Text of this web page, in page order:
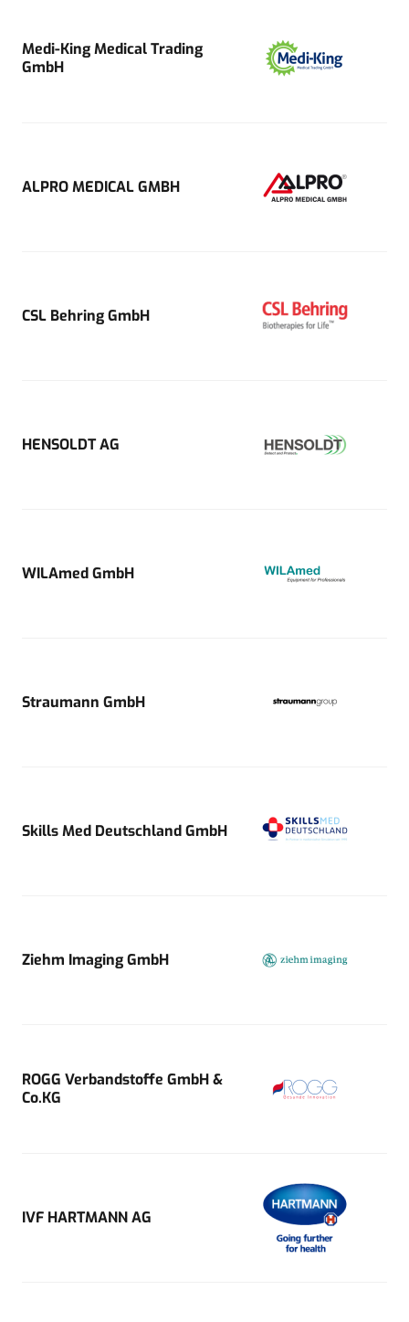
Medi-King Medical Trading
GmbH
ALPRO MEDICAL GMBH
CSL Behring GmbH
HENSOLDT AG
WILAmed GmbH
Straumann GmbH
Skills Med Deutschland GmbH
Ziehm Imaging GmbH
ROGG Verbandstoffe GmbH &
Co.KG
IVF HARTMANN AG